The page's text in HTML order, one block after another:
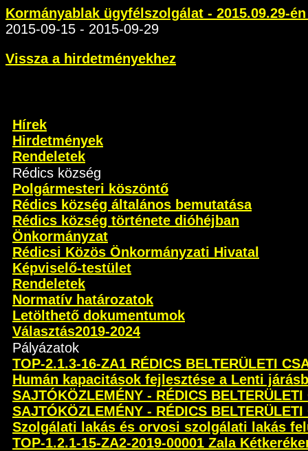
Kormányablak ügyfélszolgálat - 2015.09.29-
2015-09-15 - 2015-09-29
Vissza a hirdetményekhez
Hírek
Hirdetmények
Rendeletek
Rédics község
Polgármesteri köszöntő
Rédics község általános bemutatása
Rédics község története dióhéjban
Önkormányzat
Rédicsi Közös Önkormányzati Hivatal
Képviselő-testület
Rendeletek
Normatív határozatok
Letölthető dokumentumok
Választás2019-2024
Pályázatok
TOP-2.1.3-16-ZA1 RÉDICS BELTERÜLETI
Humán kapacitások fejlesztése a Lenti
SAJTÓKÖZLEMÉNY - RÉDICS
SAJTÓKÖZLEMÉNY - RÉDICS
Szolgálati lakás és orvosi szolgálati lakás
TOP-1.2.1-15-ZA2-2019-00001 Zala